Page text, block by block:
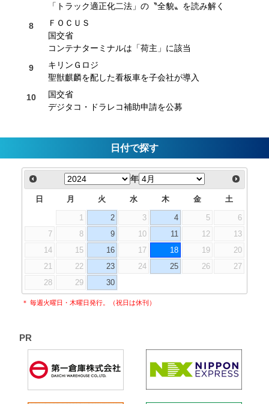
「トラック適正化二法」の〝全貌〟を読み解く
ＦＯＣＵＳ
国交省
コンテナターミナルは「荷主」に該当
キリンＧロジ
聖獣麒麟を配した看板車を子会社が導入
国交省
デジタコ・ドラレコ補助申請を公募
日付で探す
年
日 月 火 水 木 金 土
1 2 3 4 5
6
7
8 9 10 11 12
13
14
15 16 17 18 19
20
21
22 23 24 25 26
27
28
29 30
＊ 毎週火曜日・木曜日発行。（祝日は休刊）